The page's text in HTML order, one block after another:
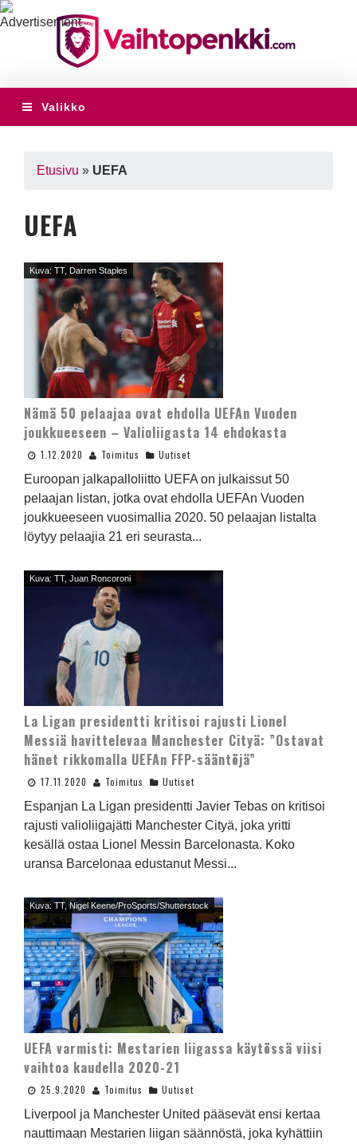
Valikko
Etusivu » UEFA
UEFA
Kuva: TT, Darren Staples
Nämä 50 pelaajaa ovat ehdolla UEFAn Vuoden
joukkueeseen – Valioliigasta 14 ehdokasta
1.12.2020 Toimitus Uutiset
Euroopan jalkapalloliitto UEFA on julkaissut 50
pelaajan listan, jotka ovat ehdolla UEFAn Vuoden
joukkueeseen vuosimallia 2020. 50 pelaajan listalta
löytyy pelaajia 21 eri seurasta...
Kuva: TT, Juan Roncoroni
La Ligan presidentti kritisoi rajusti Lionel
Messiä havittelevaa Manchester Cityä: ”Ostavat
hänet rikkomalla UEFAn FFP-sääntöjä”
17.11.2020 Toimitus Uutiset
Espanjan La Ligan presidentti Javier Tebas on kritisoi
rajusti valioliigajätti Manchester Cityä, joka yritti
kesällä ostaa Lionel Messin Barcelonasta. Koko
uransa Barcelonaa edustanut Messi...
Kuva: TT, Nigel Keene/ProSports/Shutterstock
UEFA varmisti: Mestarien liigassa käytössä viisi
vaihtoa kaudella 2020-21
25.9.2020 Toimitus Uutiset
Liverpool ja Manchester United pääsevät ensi kertaa
nauttimaan Mestarien liigan säännöstä, joka kyhättiin